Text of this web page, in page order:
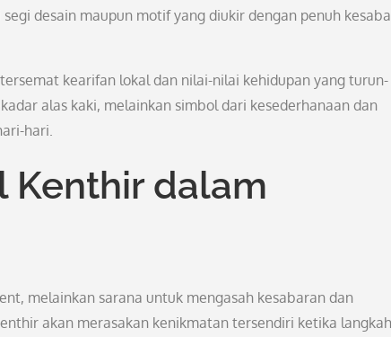
desain maupun motif yang diukir dengan penuh
kearifan lokal dan nilai-nilai kehidupan yang turun-
alas kaki, melainkan simbol dari kesederhanaan dan
hari.
Kenthir dalam
melainkan sarana untuk mengasah kesabaran dan
akan merasakan kenikmatan tersendiri ketika langkah